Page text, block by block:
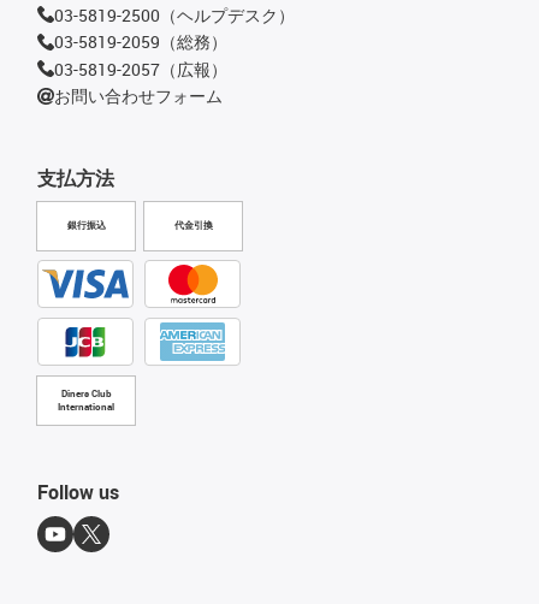
支払方法
銀行振込 代金引換
Diners Club
International
03-5819-2500（ヘルプデスク）
03-5819-2059（総務）
03-5819-2057（広報）
お問い合わせフォーム
Follow us